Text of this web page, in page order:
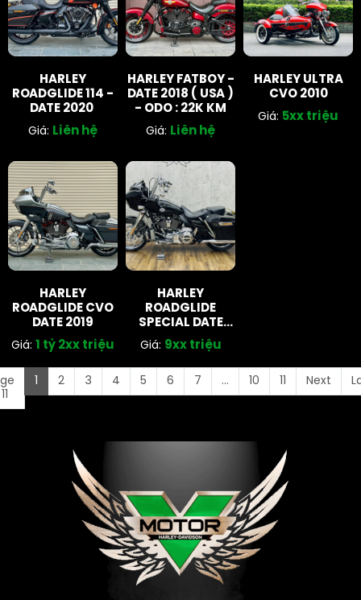
HARLEY
ROADGLIDE 114 -
DATE 2020
Giá: Liên hệ
HARLEY FATBOY -
DATE 2018 ( USA )
- ODO : 22K KM
Giá: Liên hệ
HARLEY ULTRA
CVO 2010
Giá: 5xx triệu
HARLEY
ROADGLIDE CVO
DATE 2019
Giá: 1 tỷ 2xx triệu
HARLEY
ROADGLIDE
SPECIAL DATE
2021
Giá: 9xx triệu
1 2 3 4 5 6 7 ... 10 11 Next